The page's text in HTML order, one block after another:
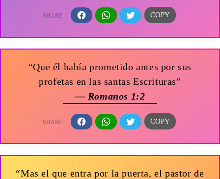
“Que él había prometido antes por sus
profetas en las santas Escrituras”
— Romanos 1:2
“Mas el que entra por la puerta, el pastor de